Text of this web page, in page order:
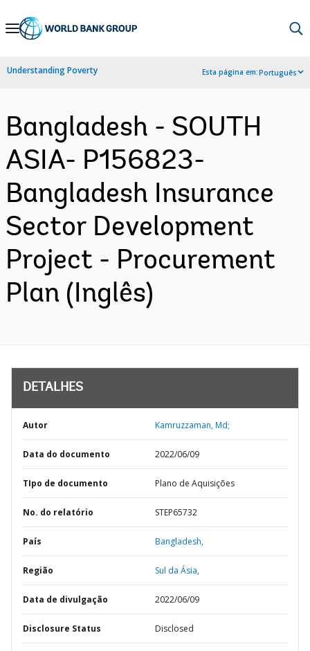
Skip
Navigation
Understanding Poverty Esta página em:Português
Bangladesh - SOUTH
ASIA- P156823-
Bangladesh Insurance
Sector Development
Project - Procurement
Plan (Inglês)
DETALHES
Autor Kamruzzaman, Md;
Data do documento 2022/06/09
TIpo de documento Plano de Aquisições
No. do relatório STEP65732
País Bangladesh,
Região Sul da Ásia,
Data de divulgação 2022/06/09
Disclosure Status Disclosed